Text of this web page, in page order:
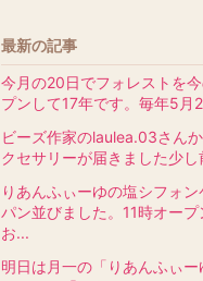
最新の記事
今月の20日でフォレストを
プンして17年です。毎年5月
ビーズ作家のlaulea.03さん
クセサリーが届きました少
りあんふぃーゆの塩シフォ
パン並びました。11時オープ
お...
明日は月一の「りあんふぃ